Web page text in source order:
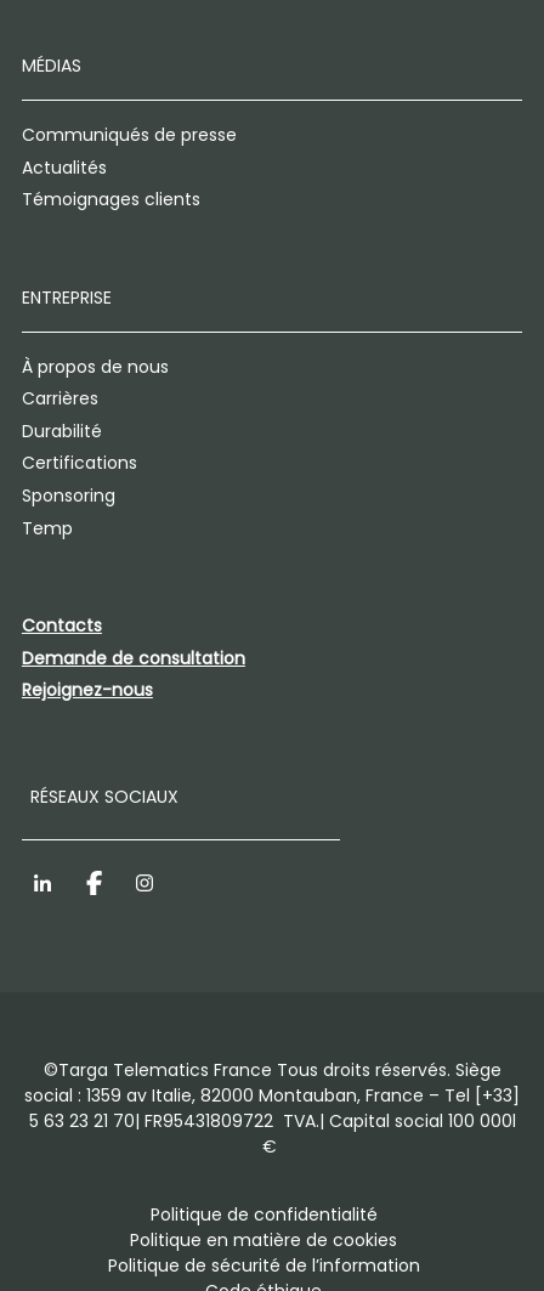
MÉDIAS
Communiqués de presse
Actualités
Témoignages clients
ENTREPRISE
À propos de nous
Carrières
Durabilité
Certifications
Sponsoring
Temp
Contacts
Demande de consultation
Rejoignez-nous
RÉSEAUX SOCIAUX
LinkedInFacebookInstagram
©Targa Telematics France Tous droits réservés. Siège
social : 1359 av Italie, 82000 Montauban, France – Tel [+33]
5 63 23 21 70| FR95431809722 TVA.| Capital social 100 000l
€
Politique de confidentialité
Politique en matière de cookies
Politique de sécurité de l’information